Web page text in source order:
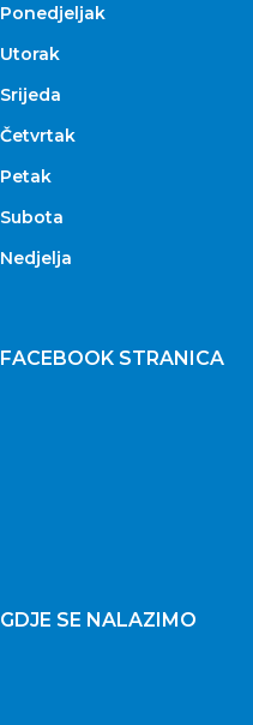
Ponedjeljak
Utorak
Srijeda
Četvrtak
Petak
Subota
Nedjelja
FACEBOOK STRANICA
GDJE SE NALAZIMO